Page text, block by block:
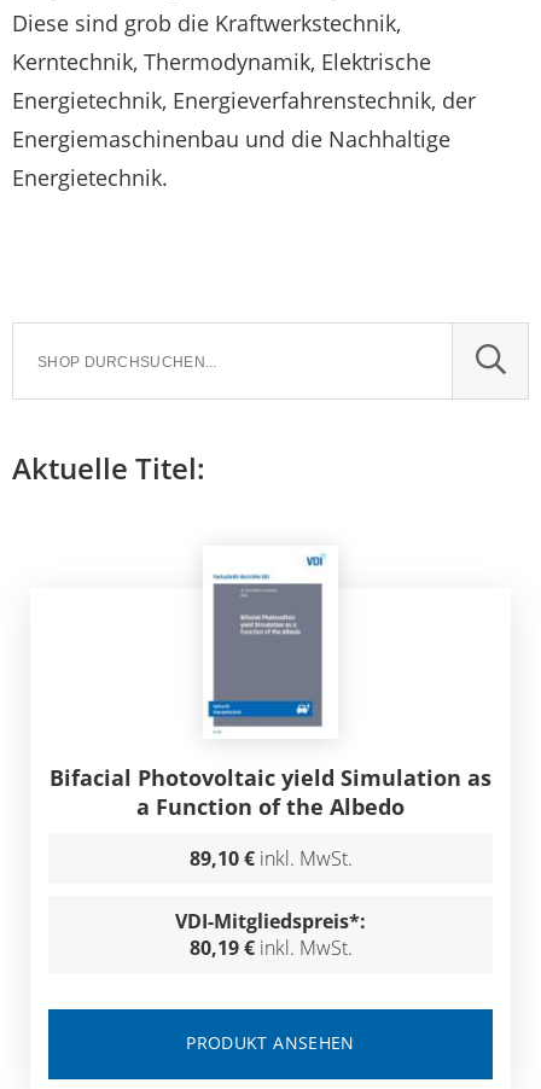
Diese sind grob die Kraftwerkstechnik,
Kerntechnik, Thermodynamik, Elektrische
Energietechnik, Energieverfahrenstechnik, der
Energiemaschinenbau und die Nachhaltige
Energietechnik.
Aktuelle Titel:
Bifacial Photovoltaic yield Simulation as
a Function of the Albedo
89,10 € inkl. MwSt.
VDI-Mitgliedspreis*:
80,19 € inkl. MwSt.
PRODUKT ANSEHEN